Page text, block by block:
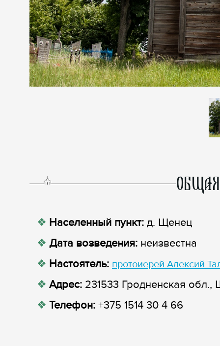
Населенный пункт: д. Щенец
Дата возведения: неизвестна
Настоятель: протоиерей Алексий
Адрес: 231533 Гродненская
Телефон: +375 1514 30 4 66